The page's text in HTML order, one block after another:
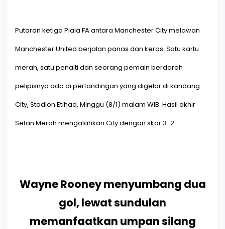
Putaran ketiga Piala FA antara Manchester City melawan
Manchester United berjalan panas dan keras. Satu kartu
merah, satu penalti dan seorang pemain berdarah
pelipisnya ada di pertandingan yang digelar di kandang
City, Stadion Etihad, Minggu (8/1) malam WIB. Hasil akhir
Setan Merah mengalahkan City dengan skor 3-2.
Wayne Rooney menyumbang dua
gol, lewat sundulan
memanfaatkan umpan silang